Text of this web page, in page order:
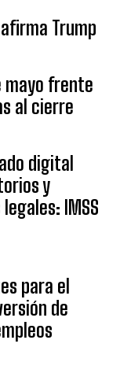
Trump
mayo frente
al cierre
digital
y
IMSS
para el
de